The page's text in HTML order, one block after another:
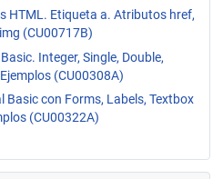
HTML. Etiqueta a. Atributos href,
(CU00717B)
Integer, Single, Double,
(CU00308A)
Basic con Forms, Labels, Textbox
(CU00322A)